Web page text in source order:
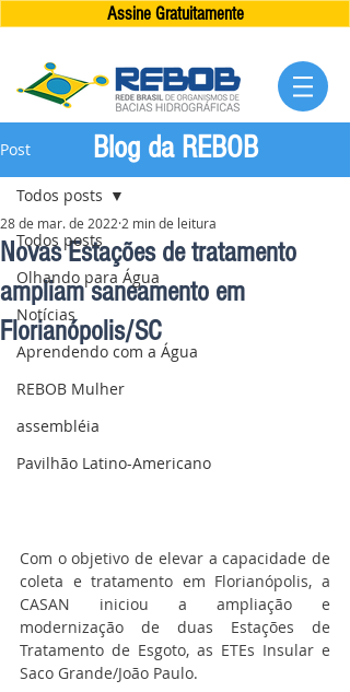
Assine Gratuitamente
Post
Todos posts
Olhando para Água
Notícias
Aprendendo com a Água
REBOB Mulher
assembléia
Pavilhão Latino-Americano
Todos posts
Novas Estações de tratamento
ampliam saneamento em
Florianópolis/SC
28 de mar. de 2022 2 min de leitura
Com o objetivo de elevar a capacidade de
coleta e tratamento em Florianópolis, a
CASAN iniciou a ampliação e
modernização de duas Estações de
Tratamento de Esgoto, as ETEs Insular e
Saco Grande/João Paulo.
Blog da REBOB